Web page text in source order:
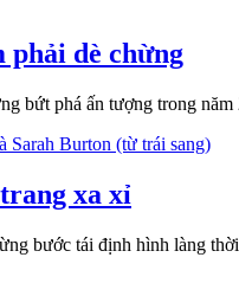
phải dè chừng
bứt phá ấn tượng trong năm
xa xỉ
bước tái định hình làng